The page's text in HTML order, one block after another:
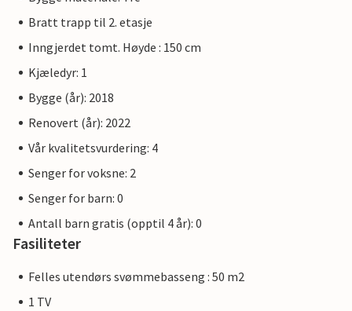
Bratt trapp til 2. etasje
Inngjerdet tomt. Høyde : 150 cm
Kjæledyr: 1
Bygge (år): 2018
Renovert (år): 2022
Vår kvalitetsvurdering: 4
Senger for voksne: 2
Senger for barn: 0
Antall barn gratis (opptil 4 år): 0
Fasiliteter
Felles utendørs svømmebasseng : 50 m2
1 TV